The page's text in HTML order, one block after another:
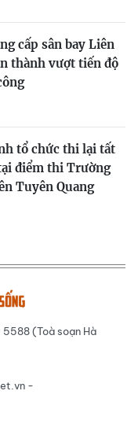
cấp sân bay Liên
thành vượt tiến độ
tổ chức thi lại tất
điểm thi Trường
Tuyên Quang
(Toà soạn Hà
-